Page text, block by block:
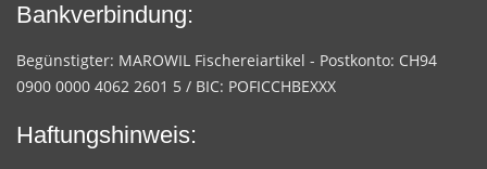
Bankverbindung:
Begünstigter: MAROWIL Fischereiartikel - Postkonto: CH94
0900 0000 4062 2601 5 / BIC: POFICCHBEXXX
Haftungshinweis: